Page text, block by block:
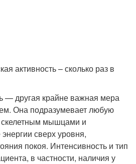
активность – сколько раз в
— другая крайне важная мера
Она подразумевает любую
мышцами и
сверх уровня,
покоя. Интенсивность и тип
в частности, наличия у